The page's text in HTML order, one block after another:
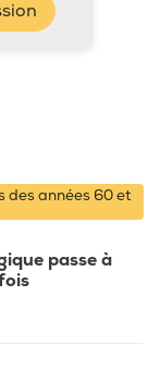
des années 60 et
passe à